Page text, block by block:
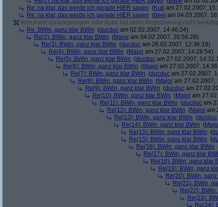
Re: na klar, das werde ich gerade HIER sagen (Kub am 27.02.2007,
Re: na klar, das werde ich gerade HIER sagen (Beel am 04.03.2007,
Vom Autor zurückgezogen oder Autor hat seine Registrierung nicht
Re: BWin, ganz klar BWin (ducduc am 02.02.2007, 14:46:24)
Re(2): BWin, ganz klar BWin (Major am 04.02.2007, 20:56:28)
Re(3): BWin, ganz klar BWin (ducduc am 26.02.2007, 12:36:19)
Re(4): BWin, ganz klar BWin (Major am 27.02.2007, 14:28:54)
Re(5): BWin, ganz klar BWin (ducduc am 27.02.2007,
Re(6): BWin, ganz klar BWin (Major am 27.02.2007,
Re(7): BWin, ganz klar BWin (ducduc am 27.02.2007,
Re(8): BWin, ganz klar BWin (Major am 27.02.2007,
Re(9): BWin, ganz klar BWin (ducduc am
Re(10): BWin, ganz klar BWin (Major am
Re(11): BWin, ganz klar BWin (ducduc am
Re(12): BWin, ganz klar BWin (Major am
Re(13): BWin, ganz klar BWin (ducduc
Re(14): BWin, ganz klar BWin (
Re(15): BWin, ganz klar BWin (
Re(15): BWin, ganz klar BWin (
Re(16): BWin, ganz klar BWin
Re(17): BWin, ganz klar
Re(18): BWin, ganz klar
Re(19): BWin, ganz
Re(20): BWin,
Re(21): BWin,
Re(22):
Re(23):
Re(24):